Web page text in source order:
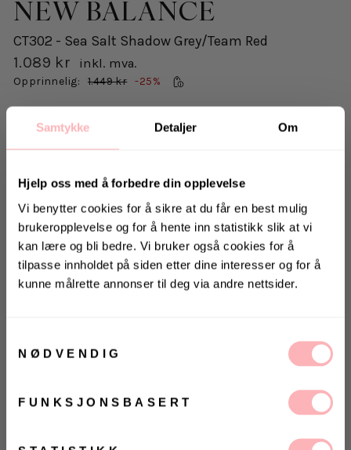
Samtykke Detaljer Om
Hjelp oss med å forbedre din opplevelse
Vi benytter cookies for å sikre at du får en best mulig
brukeropplevelse og for å hente inn statistikk slik at vi
kan lære og bli bedre. Vi bruker også cookies for å
tilpasse innholdet på siden etter dine interesser og for å
kunne målrette annonser til deg via andre nettsider.
NØDVENDIG
FUNKSJONSBASERT
NEW BALANCE
CT302 - Sea Salt Shadow Grey/Team Red
1.089 kr inkl. mva.
Opprinnelig: 1.449 kr
Salgspris -25%
Gratis bytte
VELG STØRRELSE
VELG
VELG
tallsmodell, CT300, som et startpunkt, legger CT302